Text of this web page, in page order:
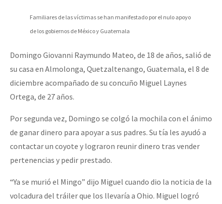
Familiares de las víctimas se han manifestado por el nulo apoyo
de los gobiernos de México y Guatemala
Domingo Giovanni Raymundo Mateo, de 18 de años, salió de
su casa en Almolonga, Quetzaltenango, Guatemala, el 8 de
diciembre acompañado de su concuño Miguel Laynes
Ortega, de 27 años.
Por segunda vez, Domingo se colgó la mochila con el ánimo
de ganar dinero para apoyar a sus padres. Su tía les ayudó a
contactar un coyote y lograron reunir dinero tras vender
pertenencias y pedir prestado.
“Ya se murió el Mingo” dijo Miguel cuando dio la noticia de la
volcadura del tráiler que los llevaría a Ohio. Miguel logró